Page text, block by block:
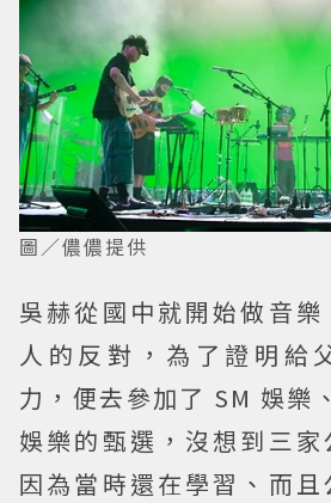
圖／儂儂提供
吳赫從國中就開始做音
人的反對，為了證明給
力，便去參加了 SM 娛樂
娛樂的甄選，沒想到三家
因為當時還在學習、而